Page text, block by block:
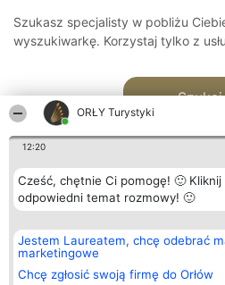
ORŁY Turystyki
12:20
Cześć, chętnie Ci pomogę! 🙂
odpowiedni temat rozmowy! 🙂
Jestem Laureatem, chcę odebrać
marketingowe
Chcę zgłosić swoją firmę do Orłów
Szukasz specjalisty w pobliżu
wyszukiwarkę. Korzystaj tylko z
Szukaj
Organizator plebiscytu
Bright Side Solutions sp. z o.
o. sp. k.
ul. Ruska 22
Wrocław 50-079
Plebiscyt
Laureaci
wszystkich
Laureatów